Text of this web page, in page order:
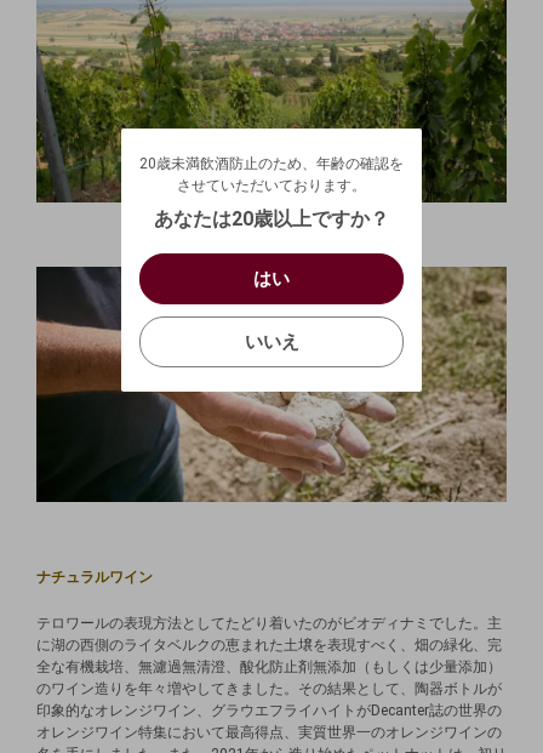
お買い物を続ける カートへ進む
ナチュラルワイン
テロワールの表現方法としてたどり着いたのがビオディナミでした。主
に湖の西側のライタベルクの恵まれた土壌を表現すべく、畑の緑化、完
全な有機栽培、無濾過無清澄、酸化防止剤無添加（もしくは少量添加）
のワイン造りを年々増やしてきました。その結果として、陶器ボトルが
印象的なオレンジワイン、グラウエフライハイトがDecanter誌の世界の
オレンジワイン特集において最高得点、実質世界一のオレンジワインの
20歳未満飲酒防止のため、年齢の確認を
させていただいております。
あなたは20歳以上ですか？
はい
いいえ
20歳未満飲酒防止のため、年齢の確認を
生年月日を入力してください。
西暦
/
確認する
ログアウトします。よろしいですか？